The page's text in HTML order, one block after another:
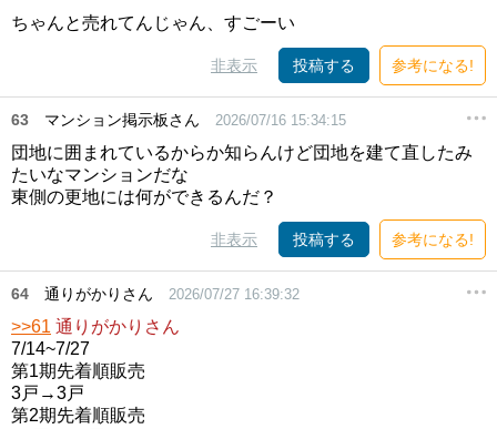
ちゃんと売れてんじゃん、すごーい
非表示 投稿する 参考になる!
63 マンション掲示板さん 2026/07/16 15:34:15
団地に囲まれているからか知らんけど団地を建て直したみ
たいなマンションだな
東側の更地には何ができるんだ？
非表示 投稿する 参考になる!
64 通りがかりさん 2026/07/27 16:39:32
>>61 通りがかりさん
7/14~7/27
第1期先着順販売
3戸→3戸
第2期先着順販売